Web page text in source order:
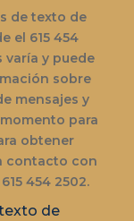
de texto de
el 615 454
varía y puede
sobre
mensajes y
para
obtener
contacto con
454 2502.
de